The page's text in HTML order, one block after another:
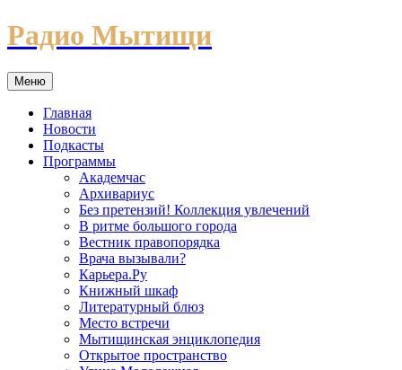
Перейти
к
Радио Мытищи
Меню
Главная
Новости
Подкасты
Программы
Академчас
Архивариус
Без претензий! Коллекция увлечений
В ритме большого города
Вестник правопорядка
Врача вызывали?
Карьера.Ру
Книжный шкаф
Литературный блюз
Место встречи
Мытищинская энциклопедия
Открытое пространство